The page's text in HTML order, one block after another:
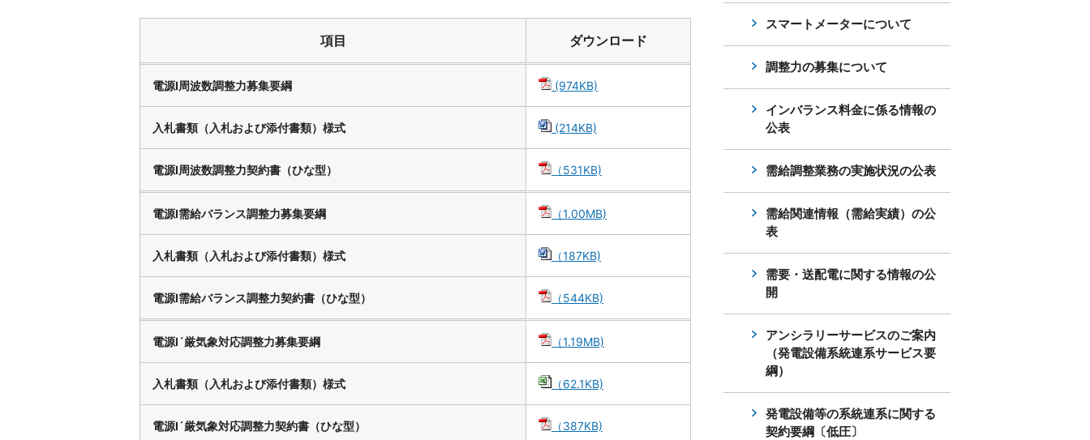
項目 ダウンロード
電源Ⅰ周波数調整力募集要綱 (974KB)
入札書類（入札および添付書類）様式 (214KB)
電源Ⅰ周波数調整力契約書（ひな型） （531KB)
電源Ⅰ需給バランス調整力募集要綱 （1.00MB)
入札書類（入札および添付書類）様式 （187KB)
電源Ⅰ需給バランス調整力契約書（ひな型） （544KB)
電源Ⅰ´厳気象対応調整力募集要綱 （1.19MB)
入札書類（入札および添付書類）様式 （62.1KB)
電源Ⅰ´厳気象対応調整力契約書（ひな型） （387KB)
スマートメーターについて
調整力の募集について
インバランス料金に係る情報の
公表
需給調整業務の実施状況の公表
需給関連情報（需給実績）の公
表
需要・送配電に関する情報の公
開
アンシラリーサービスのご案内
（発電設備系統連系サービス要
綱）
発電設備等の系統連系に関する
契約要綱〔低圧〕